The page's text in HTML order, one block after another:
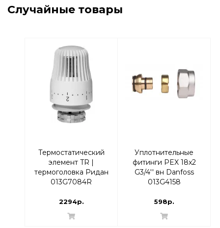
Случайные товары
Термостатический
элемент TR |
термоголовка Ридан
013G7084R
2294р.
Уплотнительные
фитинги PEX 18x2
G3/4'' вн Danfoss
013G4158
598р.